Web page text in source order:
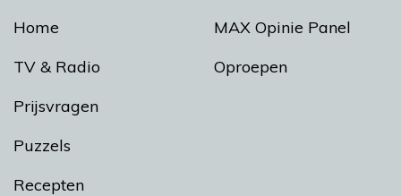
Home
TV & Radio
Prijsvragen
Puzzels
Recepten
MAX Opinie Panel
Oproepen